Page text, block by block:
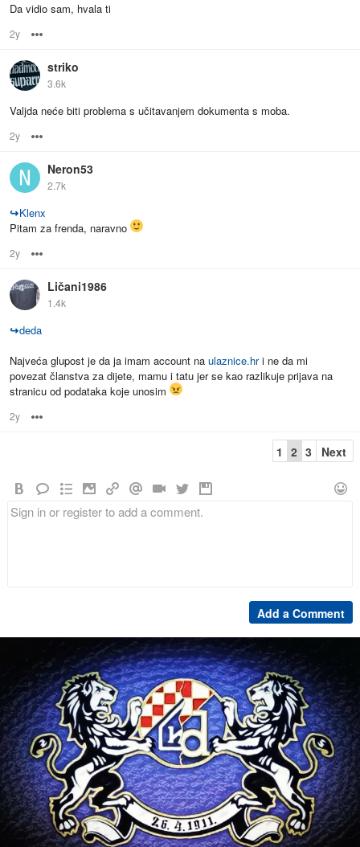
Da vidio sam, hvala ti
2y
striko
3.6k
Valjda neće biti problema s učitavanjem dokumenta s moba.
2y
Neron53
2.7k
↪Klenx
Pitam za frenda, naravno
2y
Ličani1986
1.4k
↪deda
Najveća glupost je da ja imam account na ulaznice.hri ne da mi
povezat članstva za dijete, mamu i tatu jer se kao razlikuje prijava na
stranicu od podataka koje unosim
2y
1 2 3 Next
Add a Comment